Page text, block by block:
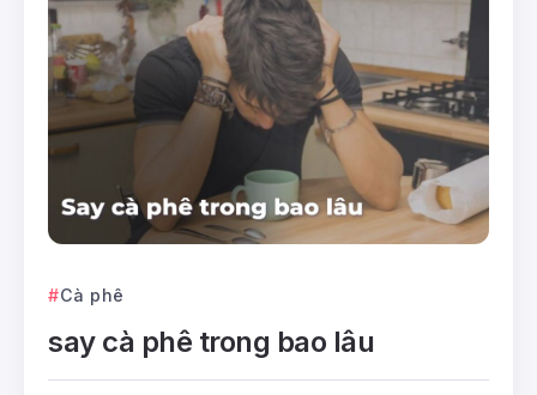
Cà phê
say cà phê trong bao lâu